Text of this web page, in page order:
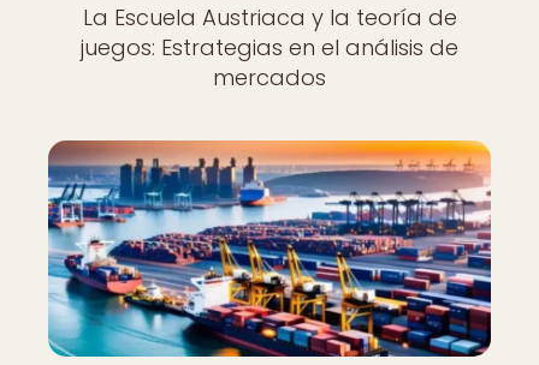
La Escuela Austriaca y la teoría de
juegos: Estrategias en el análisis de
mercados